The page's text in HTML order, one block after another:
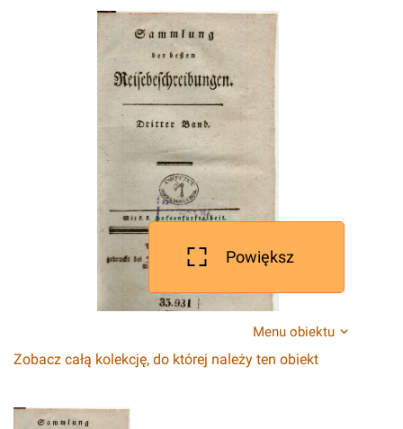
Powiększ
Menu obiektu
Zobacz całą kolekcję, do której należy ten obiekt